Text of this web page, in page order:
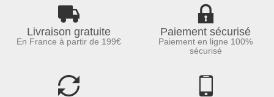
Livraison gratuite
En France à partir de 199€
Paiement sécurisé
Paiement en ligne 100%
sécurisé